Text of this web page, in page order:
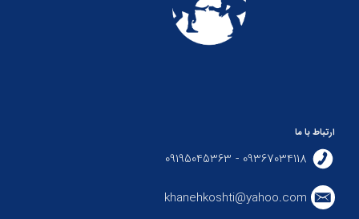
ارتباط با ما
09367034118 - 09195045363
khanehkoshti@yahoo.com